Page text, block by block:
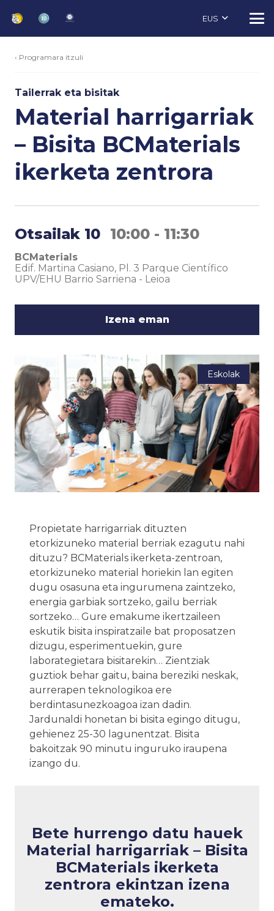
EUS
‹ Programara itzuli
Tailerrak eta bisitak
Material harrigarriak
– Bisita BCMaterials
ikerketa zentrora
Otsailak 10 10:00 - 11:30
BCMaterials
Edif. Martina Casiano, Pl. 3 Parque Científico
UPV/EHU Barrio Sarriena - Leioa
Izena eman
Eskolak
Propietate harrigarriak dituzten
etorkizuneko material berriak ezagutu nahi
dituzu? BCMaterials ikerketa-zentroan,
etorkizuneko material horiekin lan egiten
dugu osasuna eta ingurumena zaintzeko,
energia garbiak sortzeko, gailu berriak
sortzeko… Gure emakume ikertzaileen
eskutik bisita inspiratzaile bat proposatzen
dizugu, esperimentuekin, gure
laborategietara bisitarekin… Zientziak
guztiok behar gaitu, baina bereziki neskak,
aurrerapen teknologikoa ere
berdintasunezkoagoa izan dadin.
Jardunaldi honetan bi bisita egingo ditugu,
gehienez 25-30 lagunentzat. Bisita
bakoitzak 90 minutu inguruko iraupena
izango du.
Bete hurrengo datu hauek
Material harrigarriak – Bisita
BCMaterials ikerketa
zentrora ekintzan izena
emateko.